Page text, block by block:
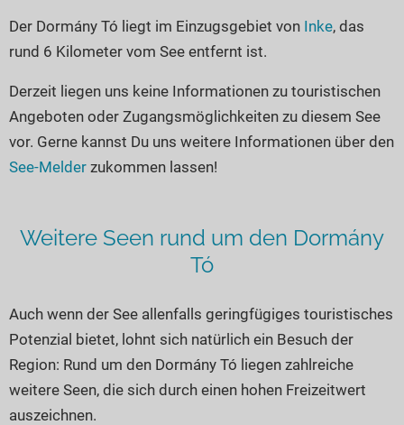
Österreich
Frankreich
Niederlande
Schweden
alle Länder…
Der Dormány Tó liegt im Einzugsgebiet von Inke, das
rund 6 Kilometer vom See entfernt ist.
Derzeit liegen uns keine Informationen zu touristischen
Angeboten oder Zugangsmöglichkeiten zu diesem See
vor. Gerne kannst Du uns weitere Informationen über den
See-Melder zukommen lassen!
Weitere Seen rund um den Dormány
Tó
Auch wenn der See allenfalls geringfügiges touristisches
Potenzial bietet, lohnt sich natürlich ein Besuch der
Region: Rund um den Dormány Tó liegen zahlreiche
weitere Seen, die sich durch einen hohen Freizeitwert
auszeichnen.